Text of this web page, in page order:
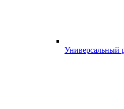
Универсальный